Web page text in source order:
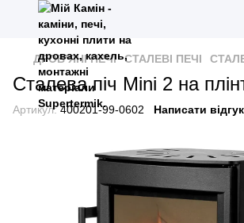
ДРОВ’ЯНІ ПЕЧІ СТАЛЕВІ ПЕЧІ
Сталева піч Mini 2 на
Артикул:400201-99-0602 Написати відгук